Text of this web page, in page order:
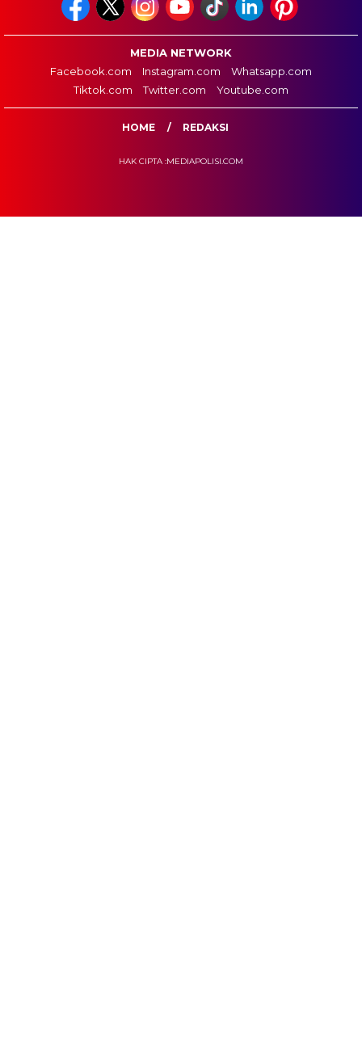
MEDIA NETWORK
Facebook.com
Instagram.com
Whatsapp.com
Tiktok.com
Twitter.com Youtube.com
HOME REDAKSI
HAK CIPTA :MEDIAPOLISI.COM